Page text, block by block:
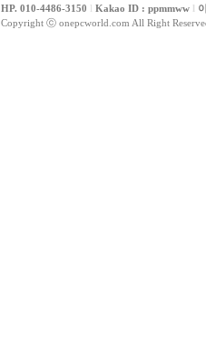
HP. 010-4486-3150 l Kakao ID : ppmmww l
Copyright ⓒ onepcworld.com All Right